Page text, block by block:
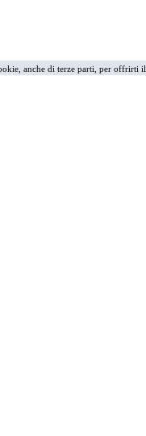
anche di terze parti, per